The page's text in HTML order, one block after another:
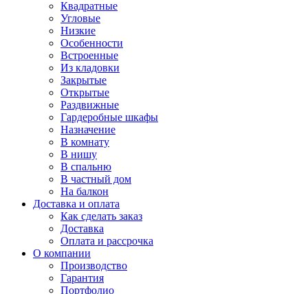
Квадратные
Угловые
Низкие
Особенности
Встроенные
Из кладовки
Закрытые
Открытые
Раздвижные
Гардеробные шкафы
Назначение
В комнату
В нишу
В спальню
В частный дом
На балкон
Доставка и оплата
Как сделать заказ
Доставка
Оплата и рассрочка
О компании
Производство
Гарантия
Портфолио